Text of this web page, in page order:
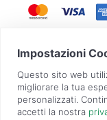
GadgetZilla è un Brand
i diritti